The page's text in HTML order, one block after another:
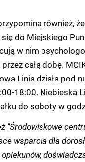
również,
się do Miejskiego
w nim
całą dobę.
Linia działa pod
18:00. Niebieska
do soboty w
"Środowiskowe
wsparcia dla